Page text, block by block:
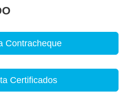
Contracheque
Certificados